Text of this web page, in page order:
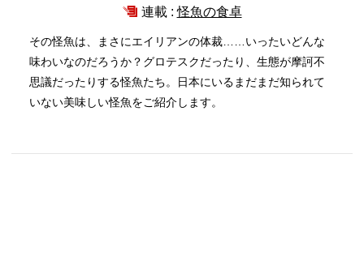
連載 :怪魚の食卓
その怪魚は、まさにエイリアンの体裁……いったいどんな
味わいなのだろうか？グロテスクだったり、生態が摩訶不
思議だったりする怪魚たち。日本にいるまだまだ知られて
いない美味しい怪魚をご紹介します。